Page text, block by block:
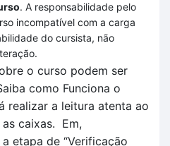
. A responsabilidade pelo
incompatível com a carga
do cursista, não
o curso podem ser
como Funciona o
realizar a leitura atenta ao
caixas. Em,
a etapa de “Verificação